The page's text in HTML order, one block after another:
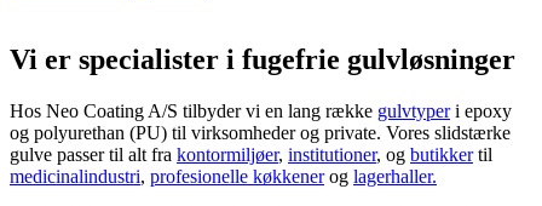
Vi er specialister i fugefrie gulvløsninger
Hos Neo Coating A/S tilbyder vi en lang række gulvtyperi epoxy
og polyurethan (PU) til virksomheder og private. Vores slidstærke
gulve passer til alt fra kontormiljøer, institutioner, og butikkertil
medicinalindustri, profesionelle køkkenerog lagerhaller.